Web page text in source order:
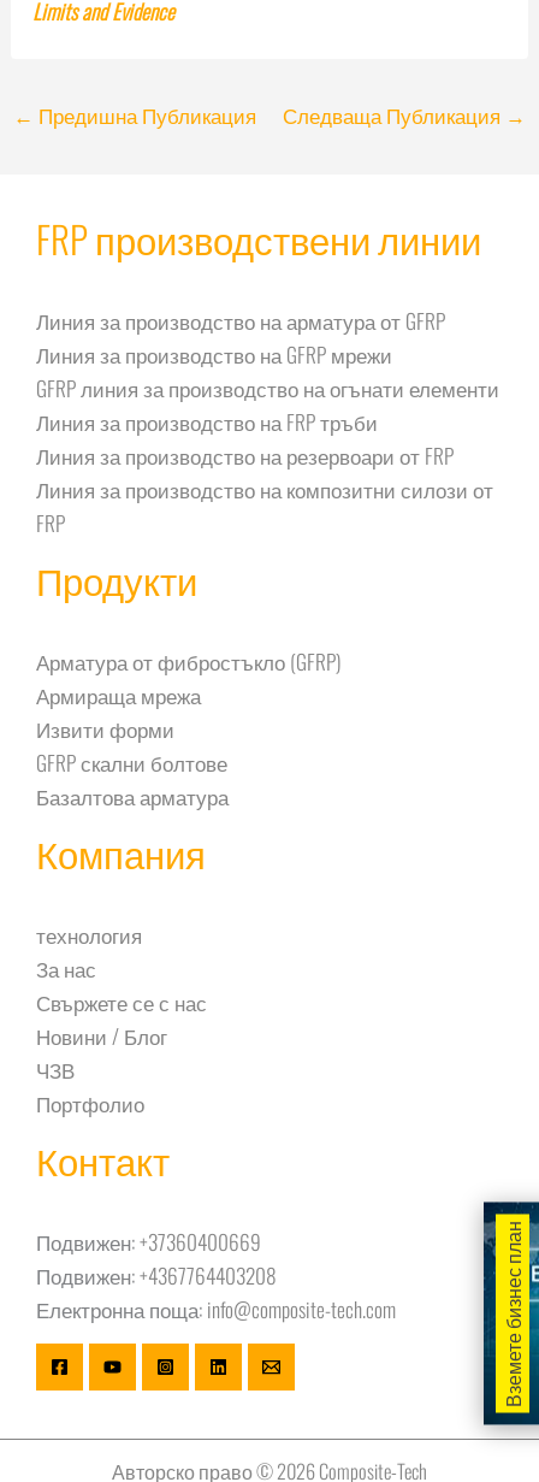
Limits and Evidence
← Предишна Публикация Следваща Публикация →
FRP производствени линии
Линия за производство на арматура от GFRP
Линия за производство на GFRP мрежи
GFRP линия за производство на огънати елементи
Линия за производство на FRP тръби
Линия за производство на резервоари от FRP
Линия за производство на композитни силози от
FRP
Продукти
Арматура от фибростъкло (GFRP)
Армираща мрежа
Извити форми
GFRP скални болтове
Базалтова арматура
Компания
технология
За нас
Свържете се с нас
Новини / Блог
ЧЗВ
Портфолио
Контакт
Подвижен:+37360400669
Подвижен:+4367764403208
Електронна поща:info@composite-tech.com
Авторско право © 2026 Composite-Tech
Вземете бизнес план